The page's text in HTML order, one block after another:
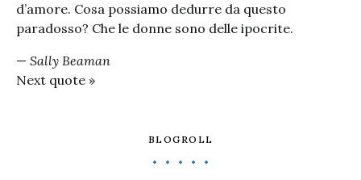
d’amore. Cosa possiamo dedurre da questo
paradosso? Che le donne sono delle ipocrite.
— Sally Beaman
Next quote »
BLOGROLL